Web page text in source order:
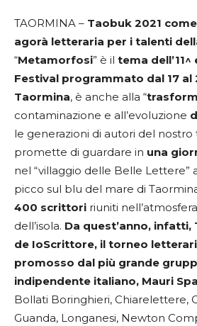
TAORMINA – Taobuk 2021
agorà letteraria per i talenti
“Metamorfosi” è il tema
Festival programmato dal 17 al
Taormina, è anche alla “
contaminazione e all’evoluzione
le generazioni di autori del
promette di guardare in una
nel “villaggio delle Belle Lettere”
picco sul blu del mare di
400 scrittori riuniti
dell’isola. Da quest’anno,
de IoScrittore, il torneo
promosso dal più grande
indipendente italiano, Mauri
Bollati Boringhieri, Chiarelettere,
Guanda, Longanesi, Newton